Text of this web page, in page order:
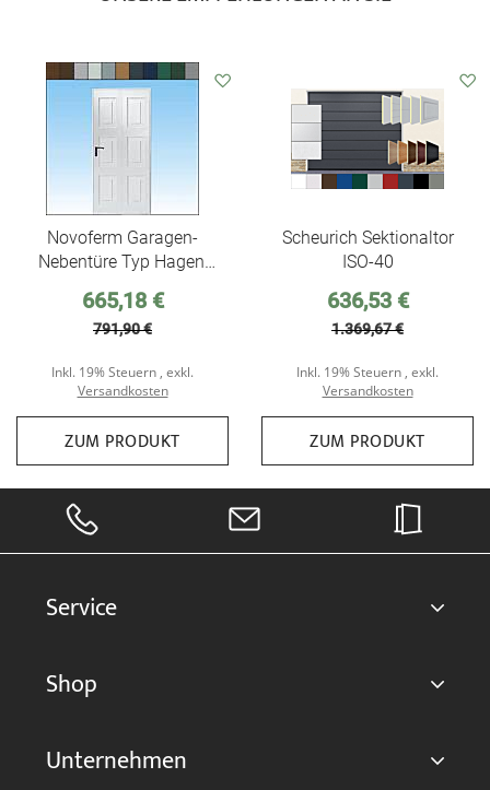
Wunschzettel
Novoferm Garagen-
Nebentüre Typ Hagen,
Novoferm Schwingtoren
aus Stahl
Sonderpreis
665,18 €
791,90 €
Inkl. 19% Steuern , exkl.
Versandkosten
ZUM PRODUKT
Scheurich Sektionaltor
ISO-40
Sonderpreis
636,53 €
1.369,67 €
Inkl. 19% Steuern , exkl.
Versandkosten
ZUM PRODUKT
Service
Shop
Unternehmen